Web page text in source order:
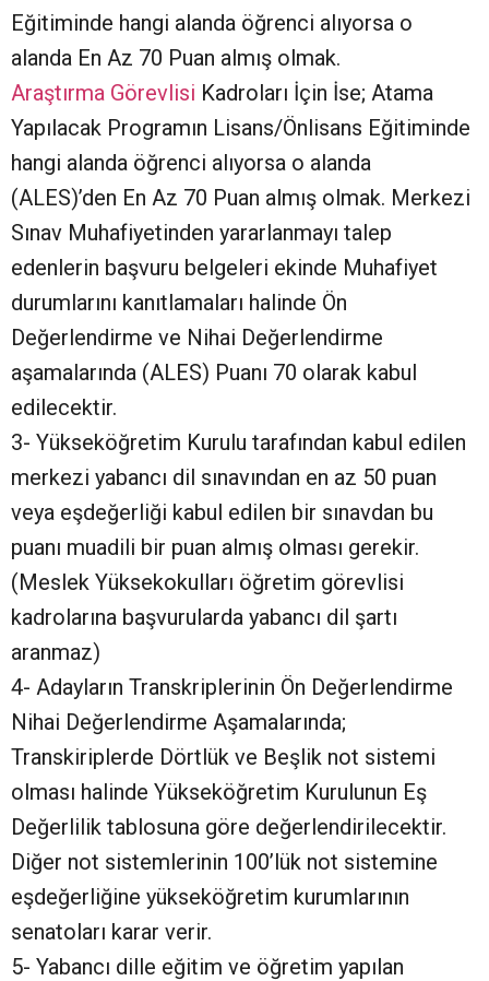
Eğitiminde hangi alanda öğrenci alıyorsa o
alanda En Az 70 Puan almış olmak.
Araştırma Görevlisi Kadroları İçin İse; Atama
Yapılacak Programın Lisans/Önlisans Eğitiminde
hangi alanda öğrenci alıyorsa o alanda
(ALES)’den En Az 70 Puan almış olmak. Merkezi
Sınav Muhafiyetinden yararlanmayı talep
edenlerin başvuru belgeleri ekinde Muhafiyet
durumlarını kanıtlamaları halinde Ön
Değerlendirme ve Nihai Değerlendirme
aşamalarında (ALES) Puanı 70 olarak kabul
edilecektir.
3- Yükseköğretim Kurulu tarafından kabul edilen
merkezi yabancı dil sınavından en az 50 puan
veya eşdeğerliği kabul edilen bir sınavdan bu
puanı muadili bir puan almış olması gerekir.
(Meslek Yüksekokulları öğretim görevlisi
kadrolarına başvurularda yabancı dil şartı
aranmaz)
4- Adayların Transkriplerinin Ön Değerlendirme
Nihai Değerlendirme Aşamalarında;
Transkiriplerde Dörtlük ve Beşlik not sistemi
olması halinde Yükseköğretim Kurulunun Eş
Değerlilik tablosuna göre değerlendirilecektir.
Diğer not sistemlerinin 100’lük not sistemine
eşdeğerliğine yükseköğretim kurumlarının
senatoları karar verir.
5- Yabancı dille eğitim ve öğretim yapılan